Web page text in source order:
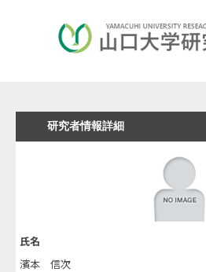
研究者情報詳細
氏名
濱本 信次